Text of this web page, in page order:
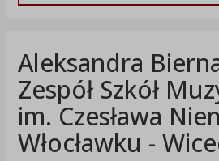
Aleksandra
Zespół Szkół
im. Czesława
Włocławku -